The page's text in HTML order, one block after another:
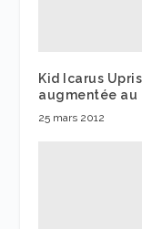
Kid Icarus
augmentée au
25 mars 2012